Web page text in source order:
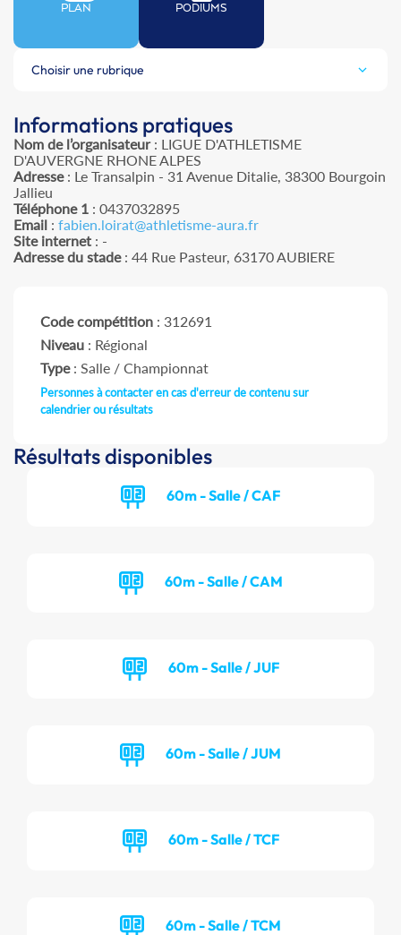
PLAN PODIUMS
Choisir une rubrique
Informations pratiques
Nom de l’organisateur: LIGUE D'ATHLETISME
D'AUVERGNE RHONE ALPES
Adresse: Le Transalpin - 31 Avenue Ditalie, 38300 Bourgoin
Jallieu
Téléphone 1 : 0437032895
Email : fabien.loirat@athletisme-aura.fr
Site internet : -
Adresse du stade: 44 Rue Pasteur, 63170 AUBIERE
Code compétition : 312691
Niveau : Régional
Type: Salle / Championnat
Personnes à contacter en cas d'erreur de contenu sur
calendrier ou résultats
Résultats disponibles
60m - Salle / CAF
60m - Salle / CAM
60m - Salle / JUF
60m - Salle / JUM
60m - Salle / TCF
60m - Salle / TCM